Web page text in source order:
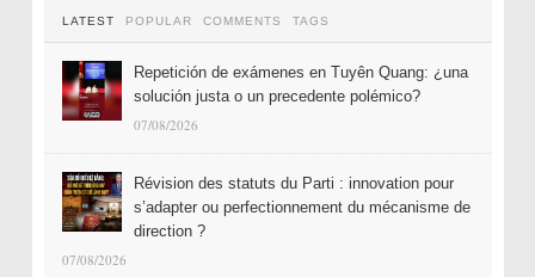
LATEST POPULAR COMMENTS TAGS
Repetición de exámenes en Tuyên Quang: ¿una
solución justa o un precedente polémico?
07/08/2026
Révision des statuts du Parti : innovation pour
s’adapter ou perfectionnement du mécanisme de
direction ?
07/08/2026